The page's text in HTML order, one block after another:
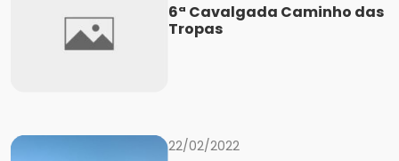
6ª Cavalgada Caminho das
Tropas
22/02/2022